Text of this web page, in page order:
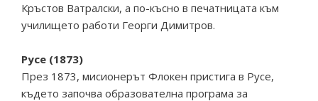
Кръстов Ватралски, а по-късно в печатницата към
училището работи Георги Димитров.
Русе (1873)
През 1873, мисионерът Флокен пристига в Русе,
където започва образователна програма за